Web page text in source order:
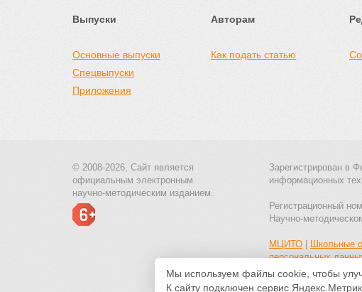
Выпуски
Основные выпуски
Спецвыпуски
Приложения
Авторам
Как подать статью
© 2008-2026, Сайт является
официальным электронным
научно-методическим изданием.
Зарегистрирован в
информационных
Регистрационный
Научно-
МЦИТО Школьные
персональных
Все
Мы используем файлы cookie, чтобы
К сайту подключен сервис